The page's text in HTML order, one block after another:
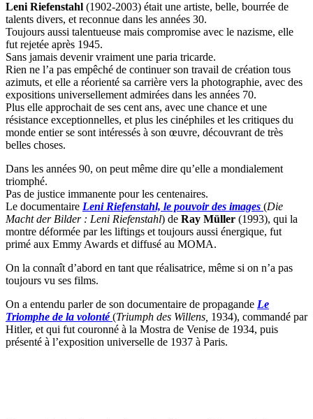
Leni Riefenstahl (1902-2003) était une artiste, belle, bourrée de
talents divers, et reconnue dans les années 30.
Toujours aussi talentueuse mais compromise avec le nazisme, elle
fut rejetée après 1945.
Sans jamais devenir vraiment une paria tricarde.
Rien ne l’a pas empêché de continuer son travail de création tous
azimuts, et elle a réorienté sa carrière vers la photographie, avec des
expositions universellement admirées dans les années 70.
Plus elle approchait de ses cent ans, avec une chance et une
résistance exceptionnelles, et plus les cinéphiles et les critiques du
monde entier se sont intéressés à son œuvre, découvrant de très
belles choses.
Dans les années 90, on peut même dire qu’elle a mondialement
triomphé.
Pas de justice immanente pour les centenaires.
Le documentaire Leni Riefenstahl, le pouvoir des images (Die
Macht der Bilder : Leni Riefenstahl) de Ray Müller (1993), qui la
montre déformée par les liftings et toujours aussi énergique, fut
primé aux Emmy Awards et diffusé au MOMA.
On la connaît d’abord en tant que réalisatrice, même si on n’a pas
toujours vu ses films.
On a entendu parler de son documentaire de propagande Le
Triomphe de la volonté (Triumph des Willens, 1934), commandé par
Hitler, et qui fut couronné à la Mostra de Venise de 1934, puis
présenté à l’exposition universelle de 1937 à Paris.